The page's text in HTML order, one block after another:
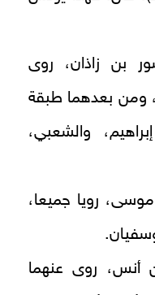
بن زاذان، روى
ومن بعدهما طبقة
والشعبي،
رويا جميعا،
أنس، روى عنهما